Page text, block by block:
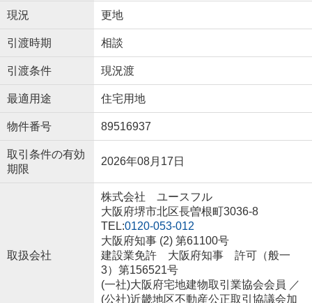
現況 更地
引渡時期 相談
引渡条件 現況渡
最適用途 住宅用地
物件番号 89516937
取引条件の有効
期限
2026年08月17日
取扱会社
株式会社 ユースフル
大阪府堺市北区長曽根町3036-8
TEL:0120-053-012
大阪府知事 (2) 第61100号
建設業免許 大阪府知事 許可（般一
3）第156521号
(一社)大阪府宅地建物取引業協会会員 ／
(公社)近畿地区不動産公正取引協議会加